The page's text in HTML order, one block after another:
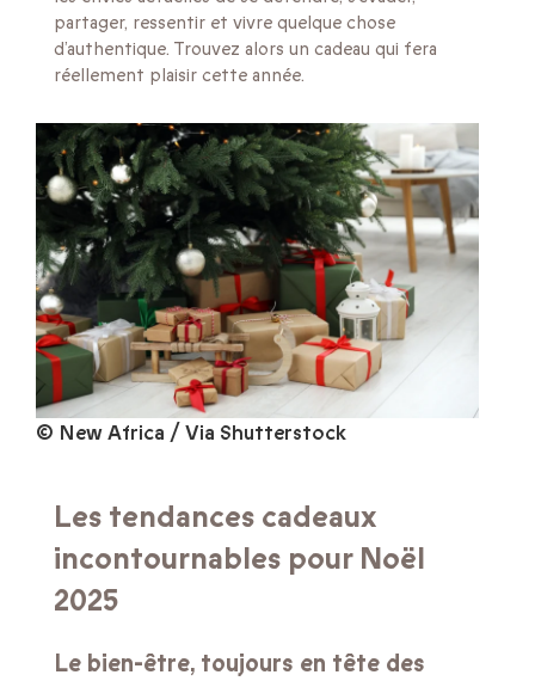
partager, ressentir et vivre quelque chose
d’authentique. Trouvez alors un cadeau qui fera
réellement plaisir cette année.
© New Africa / Via Shutterstock
Les tendances cadeaux
incontournables pour Noël
2025
Le bien-être, toujours en tête des